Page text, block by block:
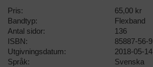
Pris:
65,00 kr
Bandtyp:
Flexband
Antal sidor:
136
ISBN:
85887-56-9
Utgivningsdatum:
2018-05-14
Språk:
Svenska